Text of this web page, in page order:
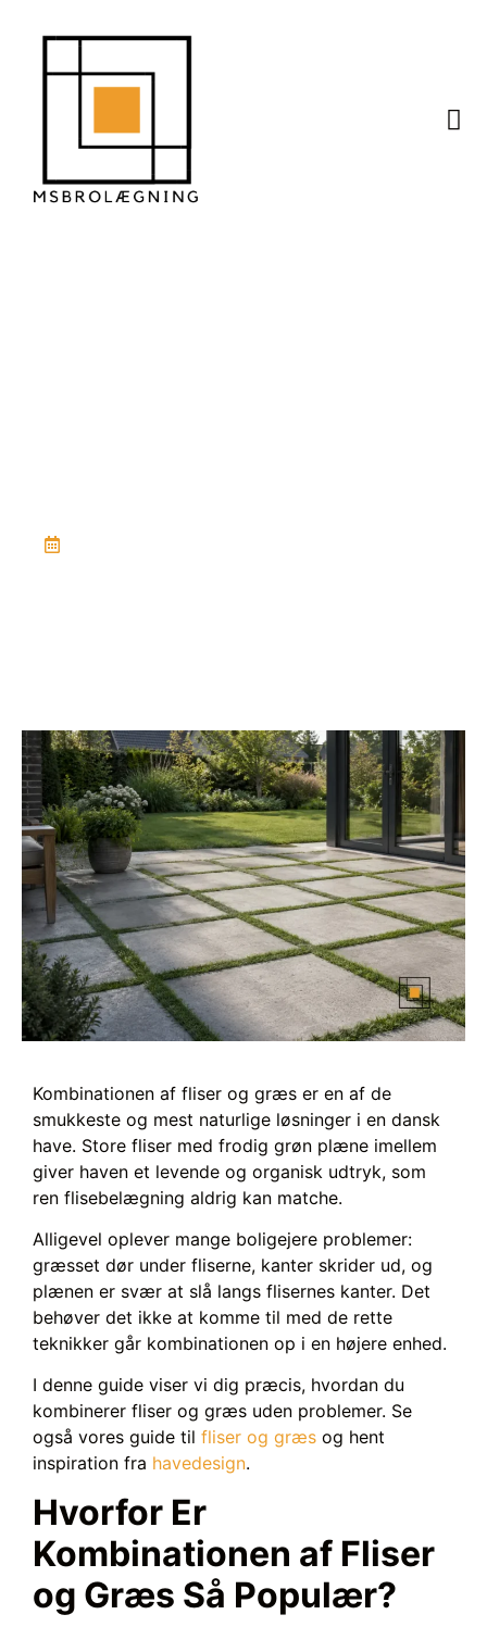
Kombinationen af fliser og græs er en af de
smukkeste og mest naturlige løsninger i en dansk
have. Store fliser med frodig grøn plæne imellem
giver haven et levende og organisk udtryk, som
ren flisebelægning aldrig kan matche.
Alligevel oplever mange boligejere problemer:
græsset dør under fliserne, kanter skrider ud, og
plænen er svær at slå langs flisernes kanter. Det
behøver det ikke at komme til med de rette
teknikker går kombinationen op i en højere enhed.
I denne guide viser vi dig præcis, hvordan du
kombinerer fliser og græs uden problemer. Se
også vores guide til fliser og græs og hent
inspiration fra havedesign.
Hvorfor Er
Kombinationen af Fliser
og Græs Så Populær?